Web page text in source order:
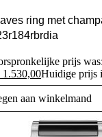
ring met
prijs was:
1.530,00Huidige prijs
aan winkelmand